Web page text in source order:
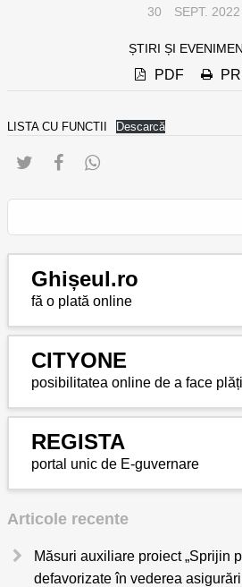
30 SEPT. 2022
ȘTIRI ȘI
PDF
LISTA CU FUNCTII Descarcă
Ghișeul.ro
fă o plată online
CITYONE
posibilitatea online de a face plăți
REGISTA
portal unic de E-guvernare
Articole recente
Măsuri auxiliare proiect „Sprijin
defavorizate în vederea